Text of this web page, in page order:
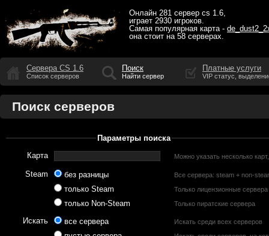
Онлайн 281 сервер cs 1.6,
играет 2930 игроков.
Самая популярная карта -
она стоит на 58 серверах.
Сервера CS 1.6
Список серверов
Поиск
Найти сервер
Платные услуги
VIP статус,
Поиск серверов
Параметры поиска
Карта
Можно указать несколько
Steam без разницы Все сервера: steam + non-
только Steam Только лицензионные сервера
только Non-Steam Только пиратские сервера
Искать все сервера Искать среди всех серверов